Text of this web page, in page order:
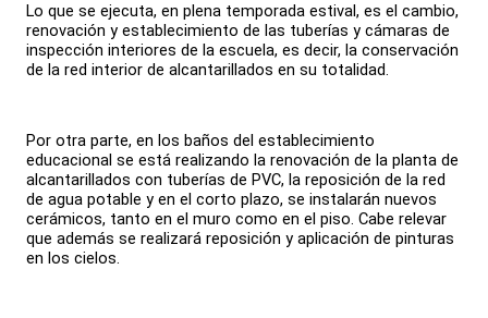
Lo que se ejecuta, en plena temporada estival, es el cambio,
renovación y establecimiento de las tuberías y cámaras de
inspección interiores de la escuela, es decir, la conservación
de la red interior de alcantarillados en su totalidad.
Por otra parte, en los baños del establecimiento
educacional se está realizando la renovación de la planta de
alcantarillados con tuberías de PVC, la reposición de la red
de agua potable y en el corto plazo, se instalarán nuevos
cerámicos, tanto en el muro como en el piso. Cabe relevar
que además se realizará reposición y aplicación de pinturas
en los cielos.